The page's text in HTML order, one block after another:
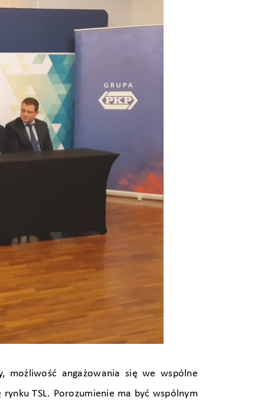
możliwość angażowania się we wspólne
TSL. Porozumienie ma być wspólnym